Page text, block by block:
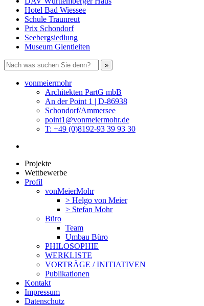
Hotel Bad Wiessee
Schule Traunreut
Prix Schondorf
Seebergsiedlung
Museum Glentleiten
vonmeiermohr
Architekten PartG mbB
An der Point 1 | D-86938
Schondorf/Ammersee
point1@vonmeiermohr.de
T: +49 (0)8192-93 39 93 30
Projekte
Wettbewerbe
Profil
vonMeierMohr
> Helgo von Meier
> Stefan Mohr
Büro
Team
Umbau Büro
PHILOSOPHIE
WERKLISTE
VORTRÄGE / INITIATIVEN
Publikationen
Kontakt
Impressum
Datenschutz